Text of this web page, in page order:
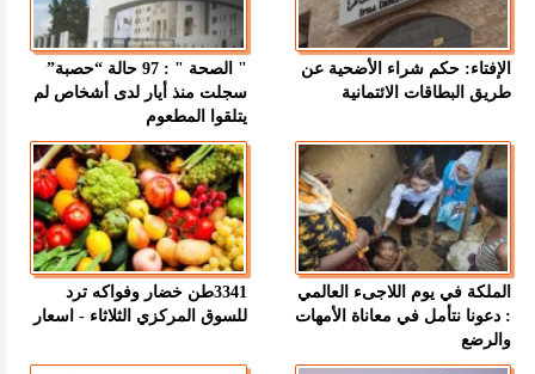
الإفتاء: حكم شراء الأضحية عن
طريق البطاقات الائتمانية
" الصحة " : 97 حالة “حصبة”
سجلت منذ أيار لدى أشخاص لم
يتلقوا المطعوم
الملكة في يوم اللاجىء العالمي
: دعونا نتأمل في معاناة الأمهات
والرضع
3341طن خضار وفواكه ترد
للسوق المركزي الثلاثاء - اسعار